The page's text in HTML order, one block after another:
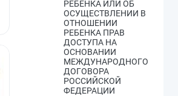
РЕБЕНКА ИЛИ ОБ
ОСУЩЕСТВЛЕНИИ В
ОТНОШЕНИИ
РЕБЕНКА ПРАВ
ДОСТУПА НА
ОСНОВАНИИ
МЕЖДУНАРОДНОГО
ДОГОВОРА
РОССИЙСКОЙ
ФЕДЕРАЦИИ